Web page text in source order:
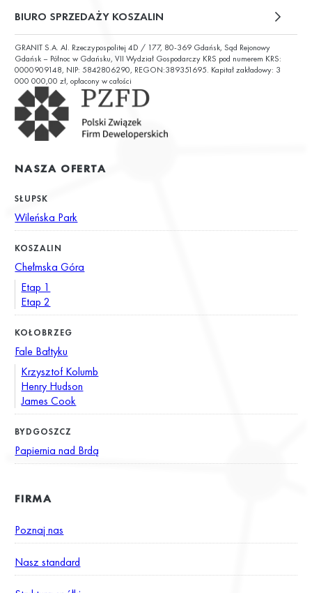
ul. Św. Wojciecha 6
BIURO SPRZEDAŻY KOSZALIN
ul. Chałubińskiego 9
GRANIT S.A. Al. Rzeczypospolitej 4D / 177, 80-369 Gdańsk, Sąd Rejonowy
Gdańsk – Północ w Gdańsku, VII Wydział Gospodarczy KRS pod numerem KRS:
0000909148, NIP: 5842806290, REGON:389351695. Kapitał zakładowy: 3
000 000,00 zł, opłacony w całości
NASZA OFERTA
SŁUPSK
Wileńska Park
KOSZALIN
Chełmska Góra
Etap 1
Etap 2
KOŁOBRZEG
Fale Bałtyku
Krzysztof Kolumb
Henry Hudson
James Cook
BYDGOSZCZ
Papiernia nad Brdą
FIRMA
Poznaj nas
Nasz standard